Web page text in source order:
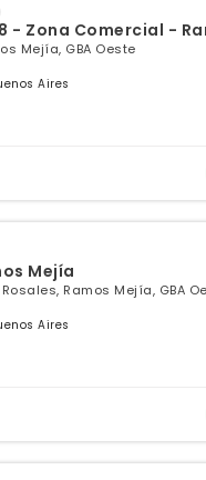
X 6,8 - Zona Comercial -
Mejía, GBA Oeste
Aires
Mejía
Ramos Mejía, GBA
Aires